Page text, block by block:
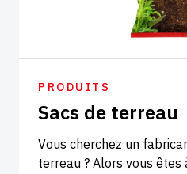
PRODUITS
Sacs de terreau
Vous cherchez un
terreau ? Alors vous